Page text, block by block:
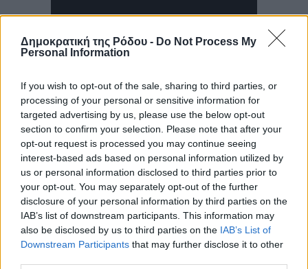
Δημοκρατική της Ρόδου - Do Not Process My
Personal Information
If you wish to opt-out of the sale, sharing to third parties, or
processing of your personal or sensitive information for
targeted advertising by us, please use the below opt-out
section to confirm your selection. Please note that after your
opt-out request is processed you may continue seeing
interest-based ads based on personal information utilized by
us or personal information disclosed to third parties prior to
your opt-out. You may separately opt-out of the further
disclosure of your personal information by third parties on the
IAB’s list of downstream participants. This information may
also be disclosed by us to third parties on the IAB’s List of
Downstream Participants that may further disclose it to other